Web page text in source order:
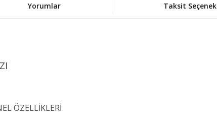
Yorumlar Taksit
ÖZELLİKLERİ